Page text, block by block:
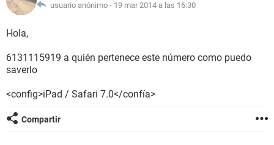
usuario anónimo - 19 mar 2014 a las 16:30
Hola,
6131115919 a quién pertenece este número como puedo
saverlo
<config>iPad / Safari 7.0</confía>
Compartir